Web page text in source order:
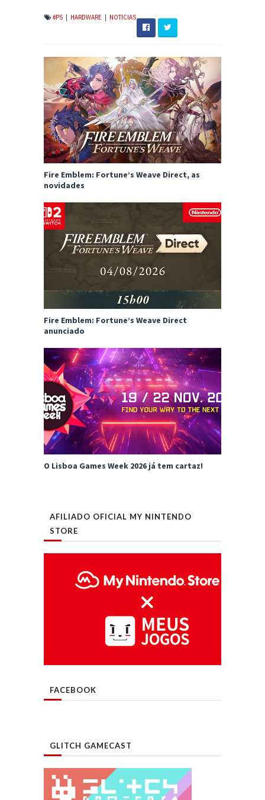
#PS HARDWARE NOTICIAS
Fire Emblem: Fortune’s Weave Direct, as
novidades
Fire Emblem: Fortune’s Weave Direct
anunciado
O Lisboa Games Week 2026 já tem cartaz!
AFILIADO OFICIAL MY NINTENDO
STORE
FACEBOOK
GLITCH GAMECAST